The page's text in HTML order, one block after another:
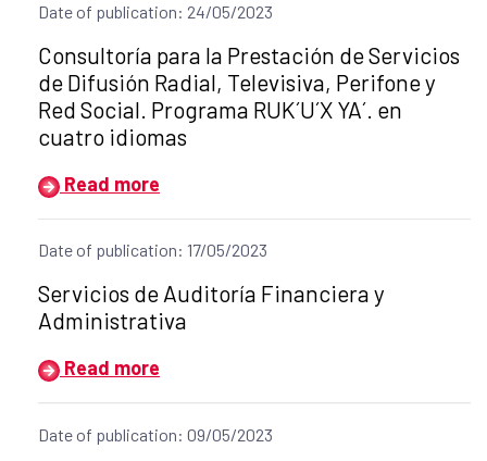
Date of publication: 24/05/2023
Title of the announcement:
Consultoría para la Prestación de Servicios
de Difusión Radial, Televisiva, Perifone y
Red Social. Programa RUK´U´X YA´. en
cuatro idiomas
Read more
Date of publication: 17/05/2023
Title of the announcement:
Servicios de Auditoría Financiera y
Administrativa
Read more
Date of publication: 09/05/2023